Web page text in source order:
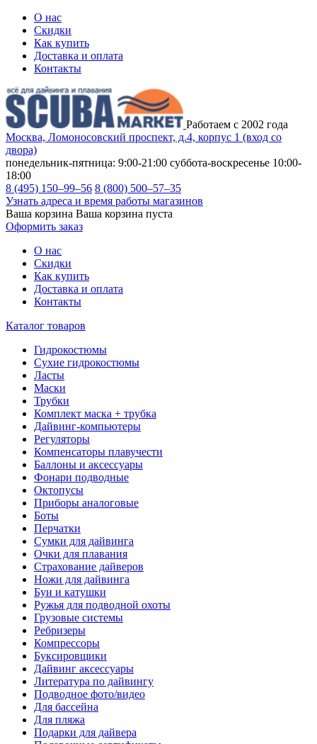
О нас
Скидки
Как купить
Доставка и оплата
Контакты
Работаем с 2002 года
Москва, Ломоносовский проспект, д.4, корпус 1 (вход со
двора)
понедельник-пятница: 9:00-21:00 суббота-воскресенье 10:00-
18:00
8 (495) 150–99–56 8 (800) 500–57–35
Узнать адреса и время работы магазинов
Ваша корзина Ваша корзина пуста
Оформить заказ
О нас
Скидки
Как купить
Доставка и оплата
Контакты
Каталог товаров
Гидрокостюмы
Сухие гидрокостюмы
Ласты
Маски
Трубки
Комплект маска + трубка
Дайвинг-компьютеры
Регуляторы
Компенсаторы плавучести
Баллоны и аксессуары
Фонари подводные
Октопусы
Приборы аналоговые
Боты
Перчатки
Сумки для дайвинга
Очки для плавания
Страхование дайверов
Ножи для дайвинга
Буи и катушки
Ружья для подводной охоты
Грузовые системы
Ребризеры
Компрессоры
Буксировщики
Дайвинг аксессуары
Литература по дайвингу
Подводное фото/видео
Для бассейна
Для пляжа
Подарки для дайвера